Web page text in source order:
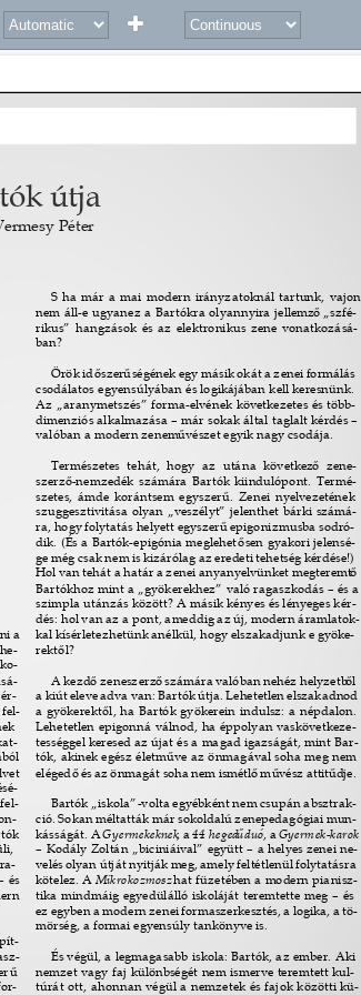
útja
Péter
a
fel-
és
ű
S ha már a mai modern irányzatoknál tartunk, vajon
nem áll-e ugyanez a Bartókra olyannyira jellemző „szfé-
rikus” hangzások és az elektronikus zene vonatkozásá-
ban?
Örök időszerűségének egy másik okát a zenei formálás
csodálatos egyensúlyában és logikájában kell keresnünk.
Az „aranymetszés” forma-elvének következetes és több-
dimenziós alkalmazása – már sokak által taglalt kérdés –
valóban a modern zeneművészet egyik nagy csodája.
Természetes tehát, hogy az utána következő zene-
szerző-nemzedék számára Bartók kiindulópont. Termé-
szetes, ámde korántsem egyszerű . Zenei nyelvezetének
szuggesztivitása olyan „veszélyt” jelenthet bárki számá-
ra, hogy folytatás helyett egyszerű epigonizmusba sodró-
dik. (És a Bartók-epigónia meglehetősen gyakori jelensé-
ge még csak nem is kizárólag az eredeti tehetség kérdése!)
Hol van tehát a határ a zenei anyanyelvünket megteremtő
Bartókhoz mint a „gyökerekhez” való ragaszkodás – és a
szimpla utánzás között? A másik kényes és lényeges kér-
dés: hol van az a pont, ameddig az új, modern áramlatok-
kal kísérletezhetünk anélkül, hogy elszakadjunk e gyöke-
rektől?
A kezdő zeneszerző számára valóban nehéz helyzetből
a kiút eleve adva van: Bartók útja. Lehetetlen elszakadnod
a gyökerektől, ha Bartók gyökerein indulsz: a népdalon.
Lehetetlen epigonná válnod, ha éppolyan vaskövetkeze-
tességgel keresed az újat és a magad igazságát, mint Bar-
tók, akinek egész életműve az önmagával soha meg nem
eléged ő és az önmagát soha nem ismétlő művész attitűdje.
Bartók „iskola”-volta egyébként nem csupán absztrak-
ció. Sokan méltatták már sokoldalú zenepedagógiai mun-
kásságát. A Gyermekeknek, a 44 hegedűduó , a Gyermek-karok
– Kodály Zoltán „biciniáival” együtt – a helyes zenei ne-
velés olyan útját nyitják meg, amely feltétlenül folytatásra
kötelez. A Mikrokozmosz hat füzetében a modern pianisz-
tika mindmáig egyedülálló iskoláját teremtette meg – és
ez egyben a modern zenei formaszerkesztés, a logika, a tö-
mörség, a formai egyensúly tankönyve is.
És végül, a legmagasabb iskola: Bartók, az ember. Aki
nemzet vagy faj különbségét nem ismerve teremtett kul-
túrát ott, ahonnan végül a nemzetek és fajok közötti kü-